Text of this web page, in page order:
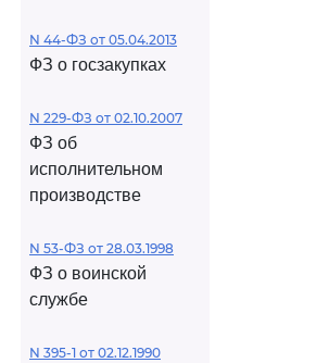
N 44-ФЗ от 05.04.2013
ФЗ о госзакупках
N 229-ФЗ от 02.10.2007
ФЗ об
исполнительном
производстве
N 53-ФЗ от 28.03.1998
ФЗ о воинской
службе
N 395-1 от 02.12.1990